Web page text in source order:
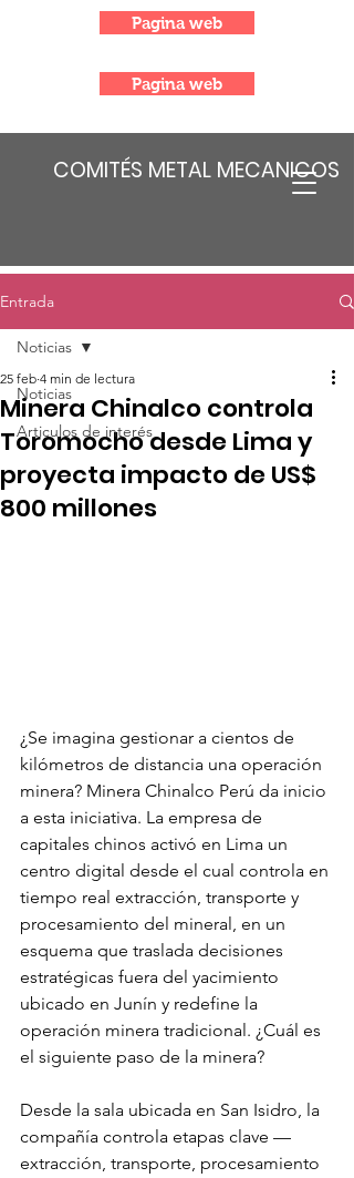
COMITÉS METAL MECANICOS
Pagina web
Pagina web
Entrada
Noticias
Articulos de interés
Noticias
Minera Chinalco controla
Toromocho desde Lima y
proyecta impacto de US$
800 millones
25 feb 4 min de lectura
¿Se imagina gestionar a cientos de
kilómetros de distancia una operación
minera? Minera Chinalco Perú da inicio
a esta iniciativa. La empresa de
capitales chinos activó en Lima un
centro digital desde el cual controla en
tiempo real extracción, transporte y
procesamiento del mineral, en un
esquema que traslada decisiones
estratégicas fuera del yacimiento
ubicado en Junín y redefine la
operación minera tradicional. ¿Cuál es
el siguiente paso de la minera?
Desde la sala ubicada en San Isidro, la
compañía controla etapas clave —
extracción, transporte, procesamiento